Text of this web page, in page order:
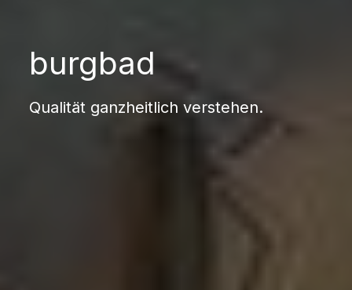
burgbad
Qualität ganzheitlich verstehen.